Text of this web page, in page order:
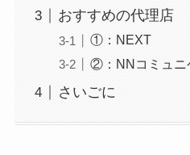
おすすめの代理店
①：NEXT
②：NNコミュニ
さいごに